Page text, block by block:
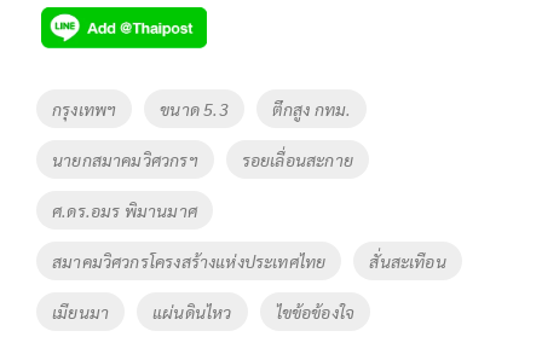
e
b
o
o
k
tt
er
p
y
Li
k
Tags
กรุงเทพฯ ขนาด 5.3 ตึกสูง กทม.
นายกสมาคมวิศวกรฯ รอยเลื่อนสะกาย
ศ.ดร.อมร พิมานมาศ
สมาคมวิศวกรโครงสร้างแห่งประเทศไทย สั่นสะเทือน
เมียนมา แผ่นดินไหว ไขข้อข้องใจ